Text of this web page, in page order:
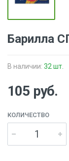
Барилла
В наличии: 32 шт.
105 руб.
КОЛИЧЕСТВО